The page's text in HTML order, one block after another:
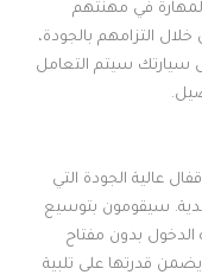
في مهنتهم
التزامهم بالجودة،
سيارتك سيتم التعامل
عالية الجودة التي
سيقومون بتوسيع
بدون مفتاح
قدرتها على تلبية